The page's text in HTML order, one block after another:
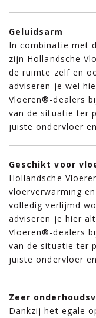
Geluidsarm
In combinatie met
zijn Hollandsche
de ruimte zelf en
adviseren je wel
Vloeren®-dealers
van de situatie ter
juiste ondervloer
Geschikt voor
Hollandsche
vloerverwarming
volledig verlijmd
adviseren je hier
Vloeren®-dealers
van de situatie ter
juiste ondervloer
Zeer
Dankzij het egale